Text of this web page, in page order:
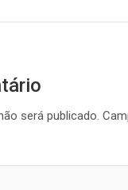
será publicado.